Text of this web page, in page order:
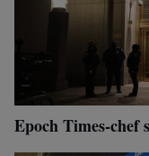
Epoch Times-